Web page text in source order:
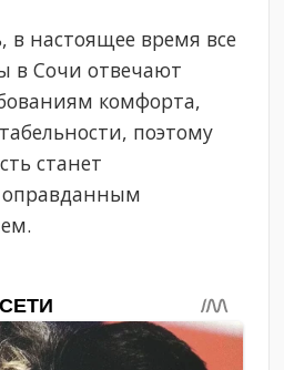
в настоящее время все
в Сочи отвечают
комфорта,
поэтому
станет